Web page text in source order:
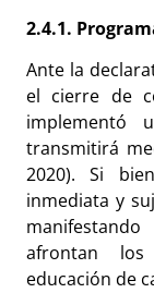
2.4.1.
Ante la
el cierre de
implementó
transmitirá
2020). Si
inmediata y
afrontan
educación de